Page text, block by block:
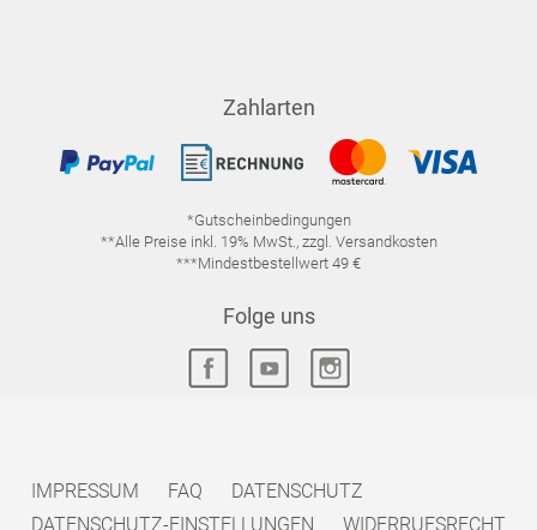
Zahlarten
*Gutscheinbedingungen
**Alle Preise inkl. 19% MwSt., zzgl. Versandkosten
***Mindestbestellwert 49 €
Folge uns
IMPRESSUM FAQ
DATENSCHUTZ
DATENSCHUTZ-EINSTELLUNGEN
WIDERRUFSRECHT